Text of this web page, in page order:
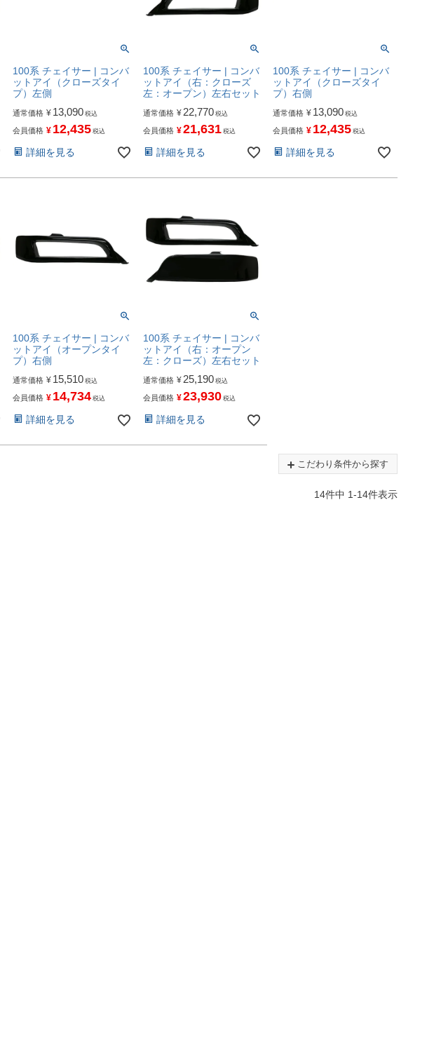
100系 チェイサー | コンバ
ットアイ（クローズタイ
プ）左側
通常価格 ¥ 13,090 税込
会員価格 ¥ 12,435 税込
詳細を見る
100系 チェイサー | コンバ
ットアイ（右：クローズ
左：オープン）左右セット
通常価格 ¥ 22,770 税込
会員価格 ¥21,631 税込
詳細を見る
100系 チェイサー | コンバ
ットアイ（クローズタイ
プ）右側
通常価格 ¥ 13,090 税込
会員価格 ¥ 12,435 税込
詳細を見る
100系 チェイサー | コンバ
ットアイ（オープンタイ
プ）右側
通常価格 ¥ 15,510 税込
会員価格 ¥ 14,734 税込
詳細を見る
100系 チェイサー | コンバ
ットアイ（右：オープン
左：クローズ）左右セット
通常価格 ¥ 25,190 税込
会員価格 ¥23,930 税込
詳細を見る
こだわり条件から探す
14件中 1-14件表示